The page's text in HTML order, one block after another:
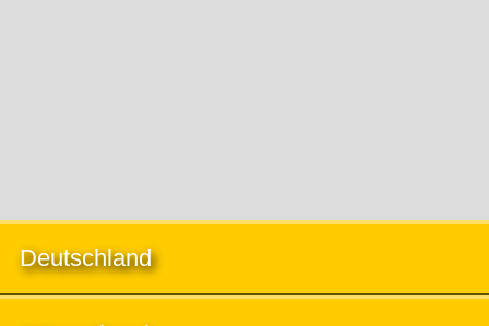
Deutschland